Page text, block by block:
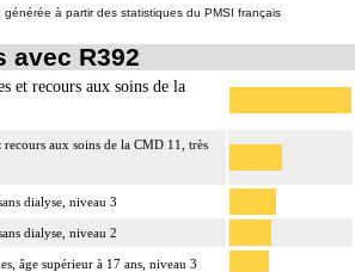
à partir des statistiques du PMSI français
avec R392
et recours aux soins de la
recours aux soins de la CMD 11, très
dialyse, niveau 3
dialyse, niveau 2
âge supérieur à 17 ans, niveau 3